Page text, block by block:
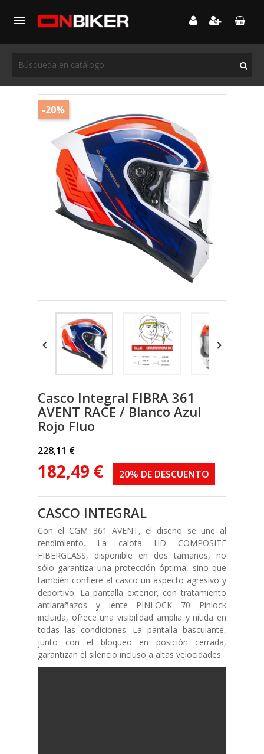

-20%
 
Casco Integral FIBRA 361
AVENT RACE / Blanco Azul
Rojo Fluo
228,11 €
182,49 € 20% DE DESCUENTO
CASCO INTEGRAL
Con el CGM 361 AVENT, el diseño se une al
rendimiento. La calota HD COMPOSITE
FIBERGLASS, disponible en dos tamaños, no
sólo garantiza una protección óptima, sino que
también confiere al casco un aspecto agresivo y
deportivo. La pantalla exterior, con tratamiento
antiarañazos y lente PINLOCK 70 Pinlock
incluida, ofrece una visibilidad amplia y nítida en
todas las condiciones. La pantalla basculante,
junto con el bloqueo en posición cerrada,
garantizan el silencio incluso a altas velocidades.